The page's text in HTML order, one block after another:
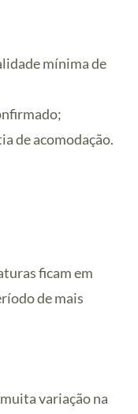
mínima de
de acomodação.
ficam em
de mais
variação na